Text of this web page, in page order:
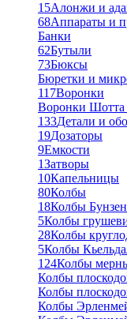
15Алонжи и
68Аппараты и
Банки
62Бутыли
73Бюксы
Бюретки и
117Воронки
Воронки Шотта
133Детали и
19Дозаторы
9Емкости
1Затворы
10Капельницы
80Колбы
18Колбы
5Колбы
28Колбы
5Колбы
124Колбы
Колбы
Колбы
Колбы